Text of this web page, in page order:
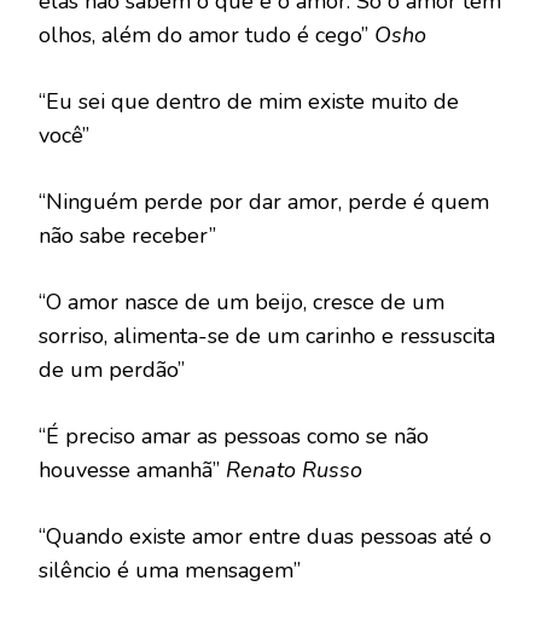
olhos, além do amor tudo é cego” Osho
“Eu sei que dentro de mim existe muito de
você”
“Ninguém perde por dar amor, perde é quem
não sabe receber”
“O amor nasce de um beijo, cresce de um
sorriso, alimenta-se de um carinho e ressuscita
de um perdão”
“É preciso amar as pessoas como se não
houvesse amanhã” Renato Russo
“Quando existe amor entre duas pessoas até o
silêncio é uma mensagem”